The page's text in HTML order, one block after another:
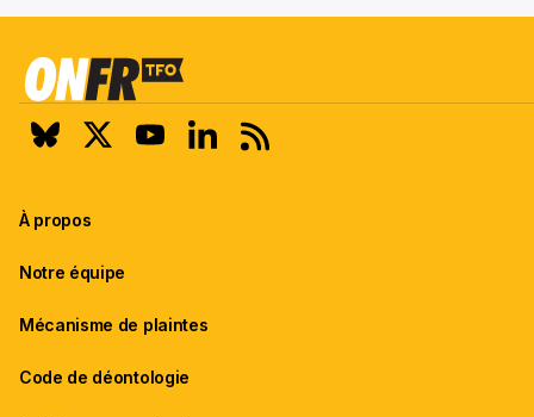
À propos
Notre équipe
Mécanisme de plaintes
Code de déontologie